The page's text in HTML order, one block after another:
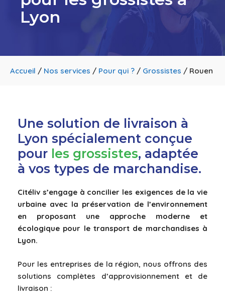
Lyon
Accueil / Nos services / Pour qui ? / Grossistes / Rouen
Une solution de livraison à
Lyon spécialement conçue
pour les grossistes, adaptée
à vos types de marchandise.
Citéliv s’engage à concilier les exigences de la vie
urbaine avec la préservation de l’environnement
en proposant une approche moderne et
écologique pour le transport de marchandises à
Lyon.
Pour les entreprises de la région, nous offrons des
solutions complètes d’approvisionnement et de
livraison :